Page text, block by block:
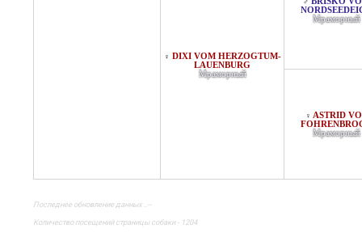
♀ DIXI VOM HERZOGTUM-
LAUENBURG
Мраморный
♂
Мраморный
♀ ASTRID
Мраморный
Последнее обновление данных ..--
Количество посещений страницы собаки - 1204